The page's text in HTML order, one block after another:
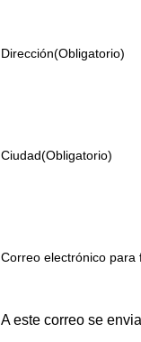
Dirección(Obligatorio)
Ciudad(Obligatorio)
Correo electrónico para
A este correo se